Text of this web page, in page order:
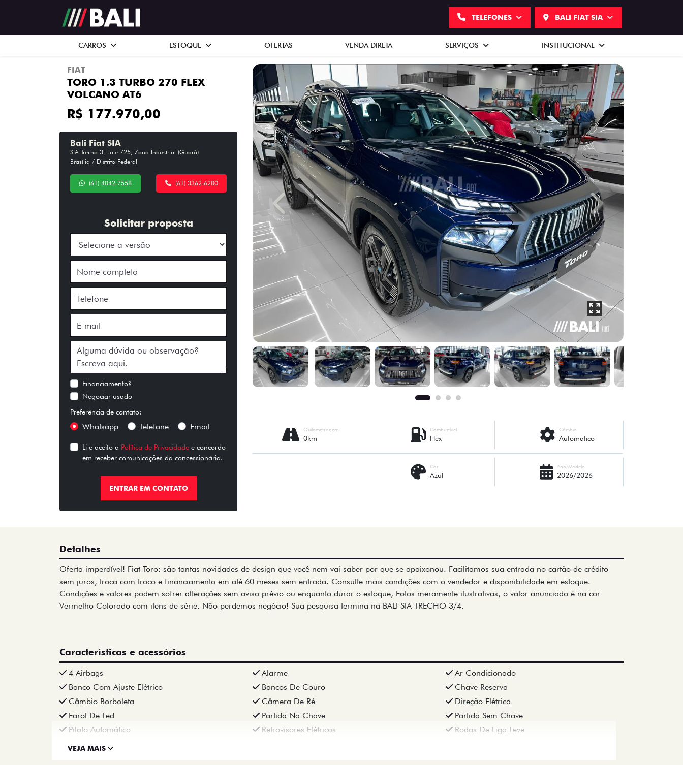
TELEFONES BALI FIAT SIA
CARROS ESTOQUE OFERTAS VENDA DIRETA SERVIÇOS INSTITUCIONAL
FIAT
TORO 1.3 TURBO 270 FLEX
VOLCANO AT6
R$ 177.970,00
Bali Fiat SIA
SIA Trecho 3, Lote 725, Zona Industrial (Guará)
Brasília / Distrito Federal
(61) 3362-6200
(61) 4042-7558
Solicitar proposta
Financiamento?
Negociar usado
Preferência de contato:
Whatsapp Telefone Email
Li e aceito a Política de Privacidade e concordo
em receber comunicações da concessionária.
ENTRAR EM CONTATO
Previous Next
Câmbio
Automatico
Combustível
Flex
Quilometragem
0km
Ano/Modelo
2026/2026
Cor
Azul
Detalhes
Oferta imperdível! Fiat Toro: são tantas novidades de design que você nem vai saber por que se apaixonou. Facilitamos sua entrada no cartão de crédito
sem juros, troca com troco e financiamento em até 60 meses sem entrada. Consulte mais condições com o vendedor e disponibilidade em estoque.
Condições e valores podem sofrer alterações sem aviso prévio ou enquanto durar o estoque, Fotos meramente ilustrativas, o valor anunciado é na cor
Vermelho Colorado com itens de série. Não perdemos negócio! Sua pesquisa termina na BALI SIA TRECHO 3/4.
Características e acessórios
4 Airbags Alarme
Ar Condicionado
Banco Com Ajuste Elétrico
Bancos De Couro
Chave Reserva
Câmbio Borboleta
Câmera De Ré
Direção Elétrica
Farol De Led
Partida Na Chave
Partida Sem Chave
Piloto Automático
Retrovisores Elétricos Rodas De Liga Leve
VEJA MAIS